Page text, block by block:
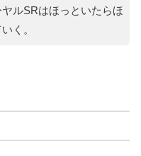
ルSRはほっといたらほ
く。